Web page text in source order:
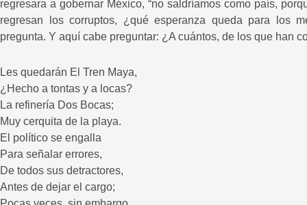
regresara a gobernar México, “no saldríamos como país,
regresan los corruptos, ¿qué esperanza queda para los
pregunta. Y aquí cabe preguntar: ¿A cuántos, de los que han
Les quedarán El Tren Maya,
¿Hecho a tontas y a locas?
La refinería Dos Bocas;
Muy cerquita de la playa.
El político se engalla
Para señalar errores,
De todos sus detractores,
Antes de dejar el cargo;